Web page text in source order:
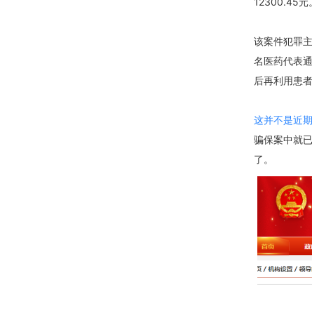
该案件犯罪
名医药代表
后再利用患
这并不是近
骗保案中就
了。